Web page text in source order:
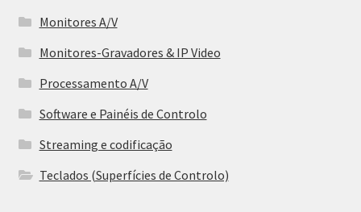
Monitores A/V
Monitores-Gravadores & IP Video
Processamento A/V
Software e Painéis de Controlo
Streaming e codificação
Teclados (Superfícies de Controlo)